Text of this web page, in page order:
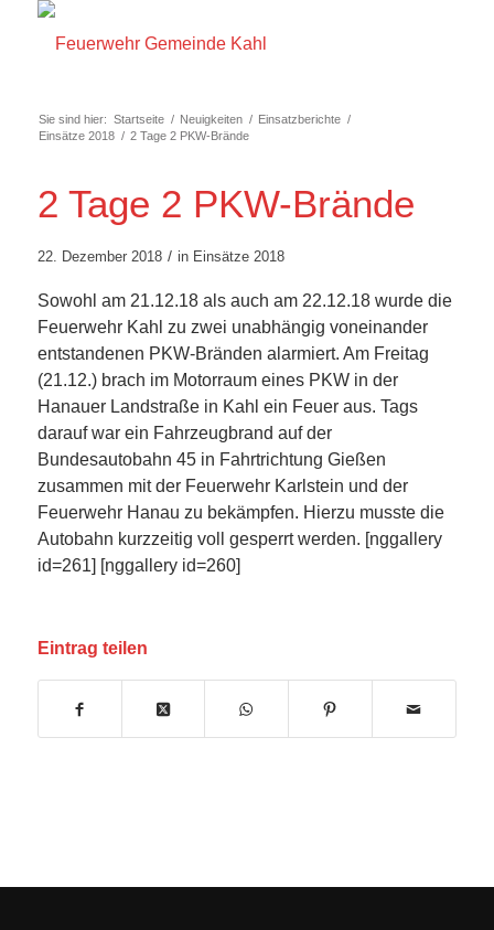
Sie sind hier: Startseite / Neuigkeiten / Einsatzberichte /
Einsätze 2018 / 2 Tage 2 PKW-Brände
2 Tage 2 PKW-Brände
22. Dezember 2018 / in Einsätze 2018
Sowohl am 21.12.18 als auch am 22.12.18 wurde die
Feuerwehr Kahl zu zwei unabhängig voneinander
entstandenen PKW-Bränden alarmiert. Am Freitag
(21.12.) brach im Motorraum eines PKW in der
Hanauer Landstraße in Kahl ein Feuer aus. Tags
darauf war ein Fahrzeugbrand auf der
Bundesautobahn 45 in Fahrtrichtung Gießen
zusammen mit der Feuerwehr Karlstein und der
Feuerwehr Hanau zu bekämpfen. Hierzu musste die
Autobahn kurzzeitig voll gesperrt werden. [nggallery
id=261] [nggallery id=260]
Eintrag teilen